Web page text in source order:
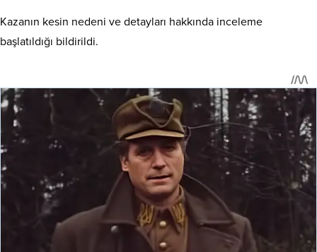
Kazanın kesin nedeni ve detayları hakkında inceleme
başlatıldığı bildirildi.